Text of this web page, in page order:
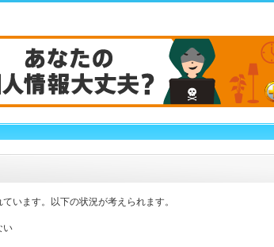
います。以下の状況が考えられます。
い